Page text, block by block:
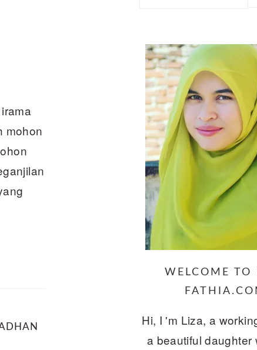
mohon
WELCOME TO
Hi, I 'm Liza, a
a beautiful daughter